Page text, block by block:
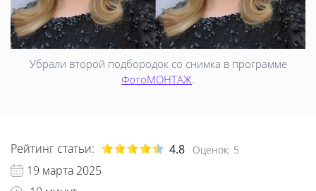
Убрали второй подбородок со снимка в программе
ФотоМОНТАЖ.
Рейтинг статьи: 4.8 Оценок: 5
19 марта 2025